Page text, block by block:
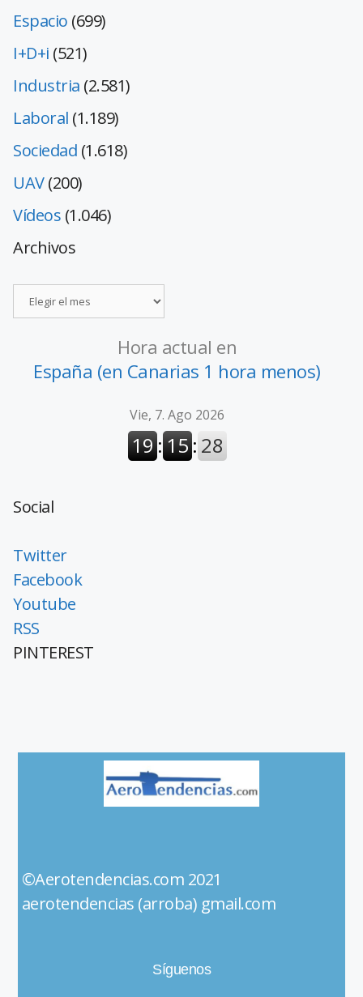
Espacio (699)
I+D+i (521)
Industria (2.581)
Laboral (1.189)
Sociedad (1.618)
UAV(200)
Vídeos (1.046)
Archivos
Hora actual en
España (en Canarias 1 hora menos)
Social
Twitter
Facebook
Youtube
RSS
PINTEREST
©Aerotendencias.com 2021
aerotendencias (arroba) gmail.com
Síguenos